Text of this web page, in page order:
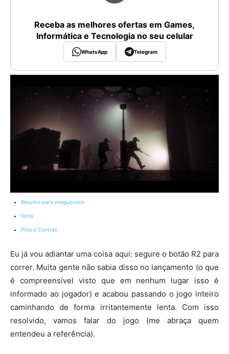
Receba as melhores ofertas em Games,
Informática e Tecnologia no seu celular
WhatsApp Telegram
Resumo para preguiçosos
Nota
Prós e Contras
Eu já vou adiantar uma coisa aqui: segure o botão R2 para
correr. Muita gente não sabia disso no lançamento (o que
é compreensível visto que em nenhum lugar isso é
informado ao jogador) e acabou passando o jogo inteiro
caminhando de forma irritantemente lenta. Com isso
resolvido, vamos falar do jogo (me abraça quem
entendeu a referência).